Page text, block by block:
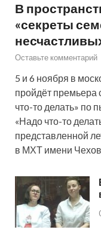
В
«секреты
Оставьте комментарий
5 и 6 ноября в
пройдёт
что-то делать» по
«Надо что-то
представленной
в МХТ имени